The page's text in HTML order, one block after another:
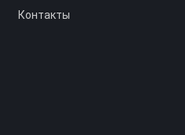
Контакты